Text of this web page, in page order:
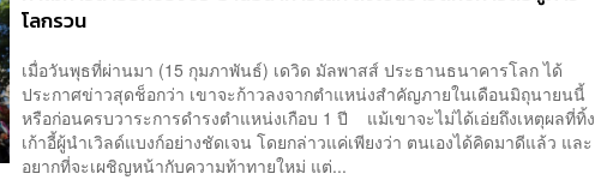
โลกรวน
เมื่อวันพุธที่ผ่านมา (15 กุมภาพันธ์) เดวิด มัลพาสส์ ประธานธนาคารโลก ได้
ประกาศข่าวสุดช็อกว่า เขาจะก้าวลงจากตำแหน่งสำคัญภายในเดือนมิถุนายนนี้
หรือก่อนครบวาระการดำรงตำแหน่งเกือบ 1 ปี แม้เขาจะไม่ได้เอ่ยถึงเหตุผลที่ทิ้ง
เก้าอี้ผู้นำเวิลด์แบงก์อย่างชัดเจน โดยกล่าวแค่เพียงว่า ตนเองได้คิดมาดีแล้ว และ
อยากที่จะเผชิญหน้ากับความท้าทายใหม่ แต่...